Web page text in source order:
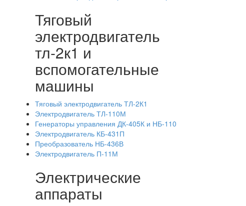
Тяговый
электродвигатель
тл-2к1 и
вспомогательные
машины
Тяговый электродвигатель ТЛ-2К1
Электродвигатель ТЛ-110М
Генераторы управления ДК-405К и НБ-110
Электродвигатель КБ-431П
Преобразователь НБ-436В
Электродвигатель П-11М
Электрические
аппараты